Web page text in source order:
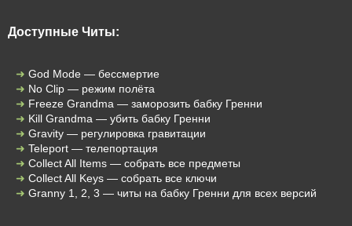
Доступные Читы:
God Mode — бессмертие
No Clip — режим полёта
Freeze Grandma — заморозить бабку Гренни
Kill Grandma — убить бабку Гренни
Gravity — регулировка гравитации
Teleport — телепортация
Collect All Items — собрать все предметы
Collect All Keys — собрать все ключи
Granny 1, 2, 3 — читы на бабку Гренни для всех версий